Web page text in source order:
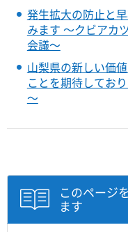
発生拡大の防止と
みます ～クビアカ
会議～
山梨県の新しい価
ことを期待してお
～
このページ
ます